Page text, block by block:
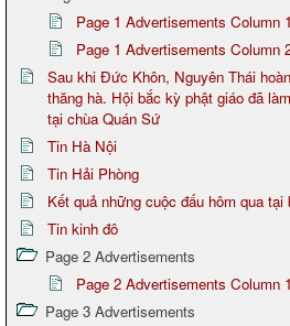
Page 1 Advertisements Column 1
Page 1 Advertisements Column
Sau khi Đức Khôn, Nguyên Thái
thăng hà. Hội bắc kỳ phật giáo đã
tại chùa Quán Sứ
Tin Hà Nội
Tin Hải Phòng
Kết quả những cuộc đấu hôm qua tại
Tin kinh đô
Page 2 Advertisements
Page 2 Advertisements Column 1
Page 3 Advertisements